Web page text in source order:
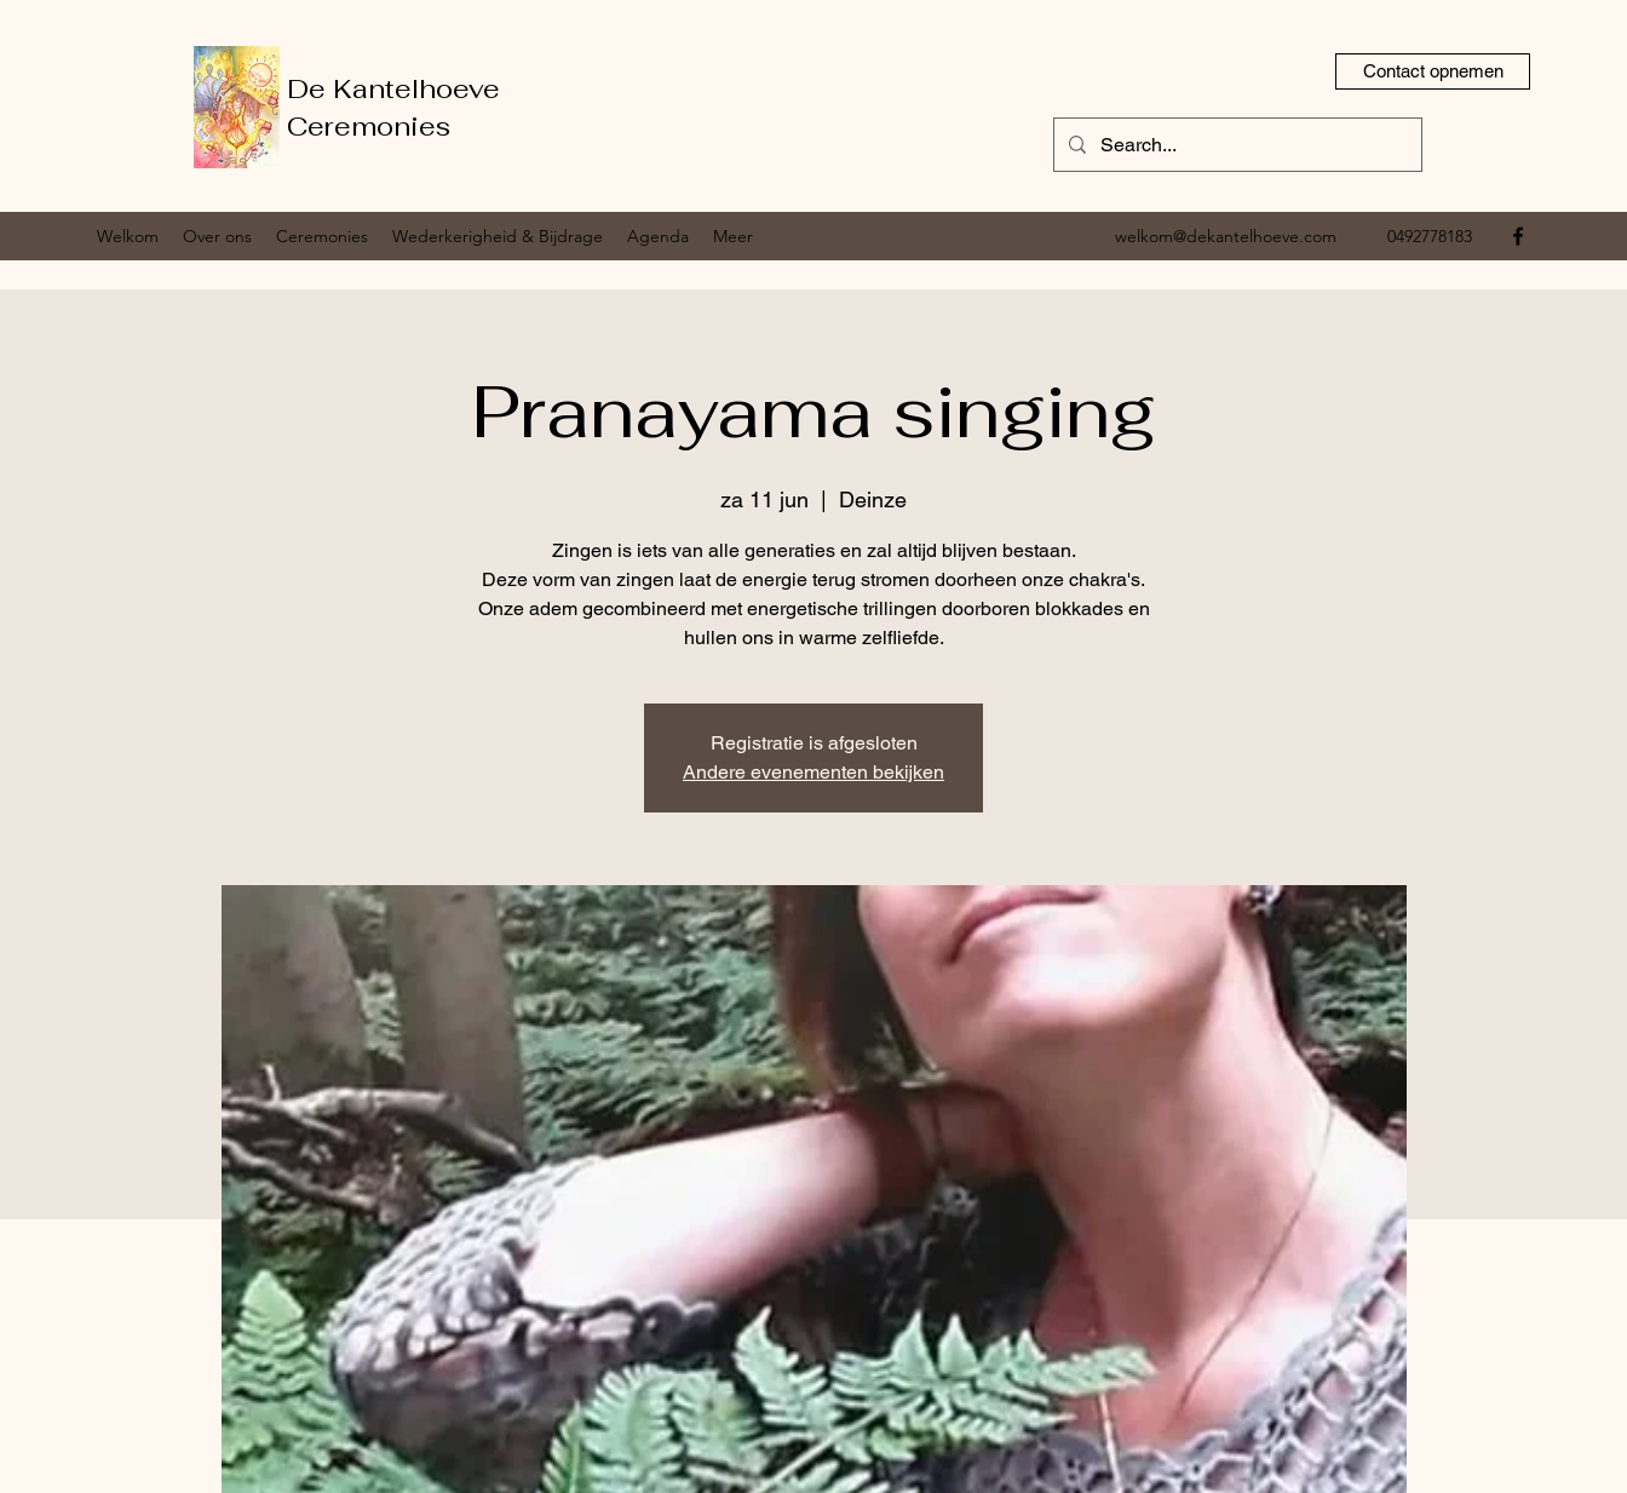
De Kantelhoeve
Ceremonies
Contact opnemen
Welkom Over ons Ceremonies Wederkerigheid & Bijdrage Agenda Meer welkom@dekantelhoeve.com 0492778183
Pranayama singing
za 11 jun Deinze
Zingen is iets van alle generaties en zal altijd blijven bestaan.
Deze vorm van zingen laat de energie terug stromen doorheen onze chakra's.
Onze adem gecombineerd met energetische trillingen doorboren blokkades en
hullen ons in warme zelfliefde.
Registratie is afgesloten
Andere evenementen bekijken